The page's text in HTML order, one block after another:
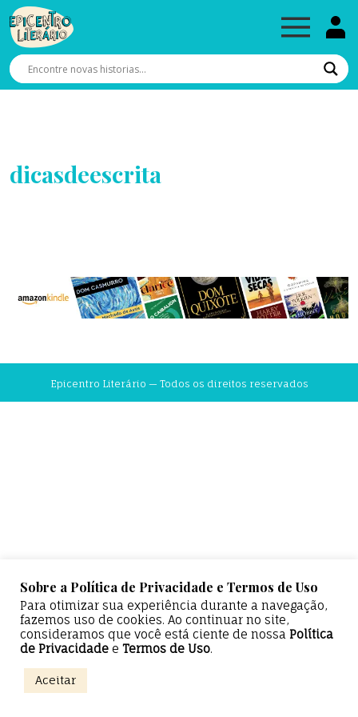
dicasdeescrita
Epicentro Literário — Todos os direitos reservados
Sobre a Política de Privacidade e Termos de Uso
Para otimizar sua experiência durante a navegação,
fazemos uso de cookies. Ao continuar no site,
consideramos que você está ciente de nossa Política
de Privacidade e Termos de Uso.
Aceitar